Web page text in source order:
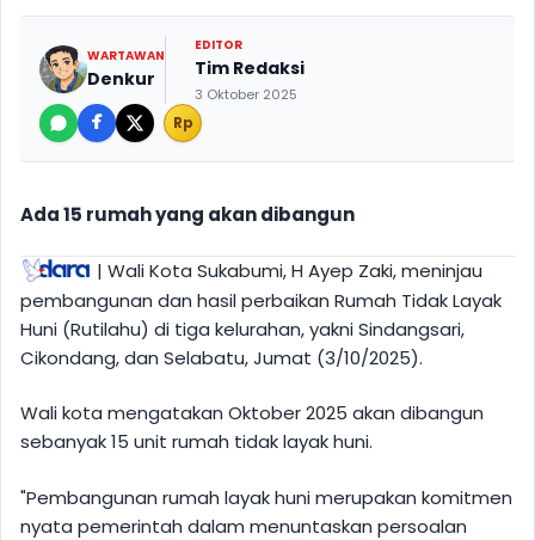
WARTAWAN
Denkur
EDITOR
Tim Redaksi
3 Oktober 2025
Rp
Ada 15 rumah yang akan dibangun
| Wali Kota Sukabumi, H Ayep Zaki, meninjau
pembangunan dan hasil perbaikan Rumah Tidak Layak
Huni (Rutilahu) di tiga kelurahan, yakni Sindangsari,
Cikondang, dan Selabatu, Jumat (3/10/2025).
Wali kota mengatakan Oktober 2025 akan dibangun
sebanyak 15 unit rumah tidak layak huni.
"Pembangunan rumah layak huni merupakan komitmen
nyata pemerintah dalam menuntaskan persoalan